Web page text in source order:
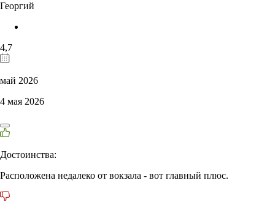
Георгий
4,7
май 2026
4 мая 2026
Достоинства:
Расположена недалеко от вокзала - вот главный плюс.